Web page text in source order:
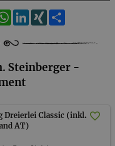
WhatsApp
LinkedIn
XING
Steinberger -
Dreierlei Classic (inkl.
AT)